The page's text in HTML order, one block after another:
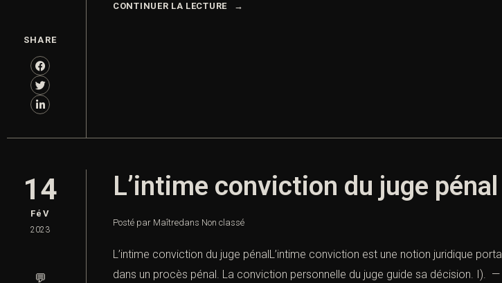
SHARE
CONTINUER LA LECTURE
14
FéV
2023
💬
L’intime conviction du juge pénal
Posté par Maîtredans Non classé
L’intime conviction du juge pénalL’intime conviction est une notion juridique
dans un procès pénal. La conviction personnelle du juge guide sa décision. I).